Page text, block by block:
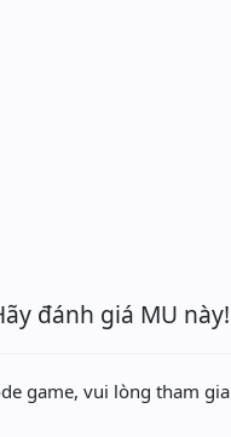
đánh giá MU này!
game, vui lòng tham gia